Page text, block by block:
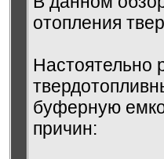
отопления
Настоятельно
буферную
причин: